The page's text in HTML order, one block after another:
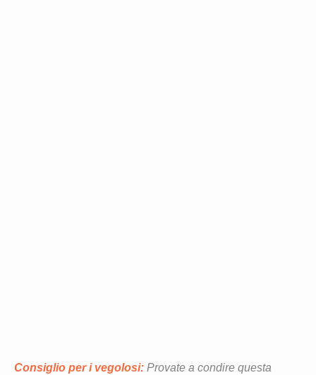
Consiglio per i vegolosi: Provate a condire questa